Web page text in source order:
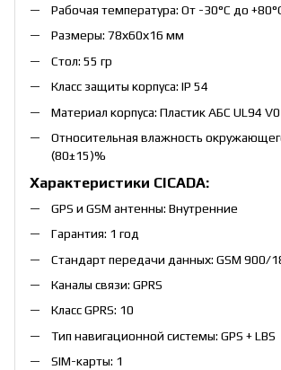
Рабочая температура: От -30°С до
Размеры: 78х60х16 мм
Стол: 55 гр
Класс защиты корпуса: IP 54
Материал корпуса: Пластик АБС UL94 V0
Относительная влажность
(80±15)%
Характеристики CICADA:
GPS и GSM антенны: Внутренние
Гарантия: 1 год
Стандарт передачи данных: GSM 900/
Каналы связи: GPRS
Класс GPRS: 10
Тип навигационной системы: GPS + LBS
SIM-карты: 1